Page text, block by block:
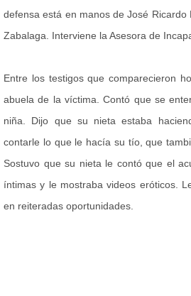
defensa está en manos de José
Zabalaga. Interviene la Asesora de
Entre los testigos que comparecieron
abuela de la víctima. Contó que se
niña. Dijo que su nieta estaba
contarle lo que le hacía su tío, que
Sostuvo que su nieta le contó que el
íntimas y le mostraba videos eróticos.
en reiteradas oportunidades.